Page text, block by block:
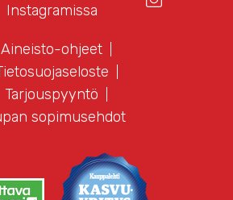
Instagramissa
Aineisto-ohjeet
Tarjouspyyntö
sopimusehdot